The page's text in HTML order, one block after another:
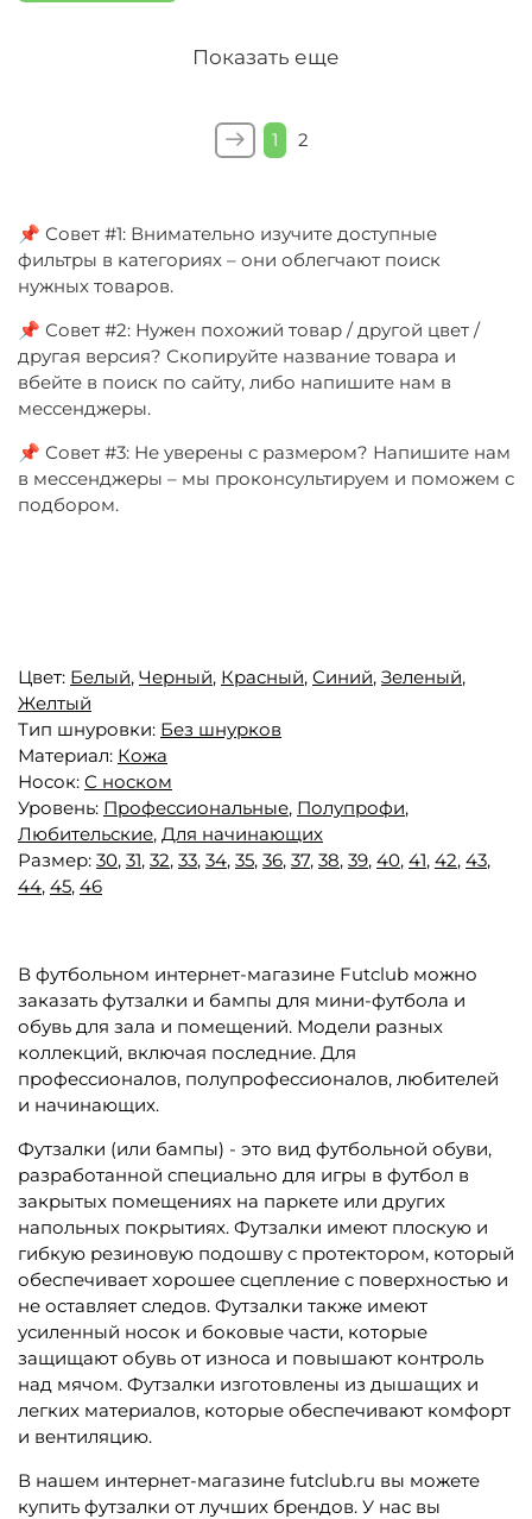
Показать еще
1 2
📌 Совет #1: Внимательно изучите доступные
фильтры в категориях – они облегчают поиск
нужных товаров.
📌 Совет #2: Нужен похожий товар / другой цвет /
другая версия? Скопируйте название товара и
вбейте в поиск по сайту, либо напишите нам в
мессенджеры.
📌 Совет #3: Не уверены с размером? Напишите нам
в мессенджеры – мы проконсультируем и поможем с
подбором.
Цвет: Белый, Черный, Красный, Синий, Зеленый,
Желтый
Тип шнуровки: Без шнурков
Материал: Кожа
Носок: С носком
Уровень: Профессиональные, Полупрофи,
Любительские, Для начинающих
Размер: 30, 31, 32, 33, 34, 35, 36, 37, 38, 39, 40, 41, 42, 43,
44, 45, 46
В футбольном интернет-магазине Futclub можно
заказать футзалки и бампы для мини-футбола и
обувь для зала и помещений. Модели разных
коллекций, включая последние. Для
профессионалов, полупрофессионалов, любителей
и начинающих.
Футзалки (или бампы) - это вид футбольной обуви,
разработанной специально для игры в футбол в
закрытых помещениях на паркете или других
напольных покрытиях. Футзалки имеют плоскую и
гибкую резиновую подошву с протектором, который
обеспечивает хорошее сцепление с поверхностью и
не оставляет следов. Футзалки также имеют
усиленный носок и боковые части, которые
защищают обувь от износа и повышают контроль
над мячом. Футзалки изготовлены из дышащих и
легких материалов, которые обеспечивают комфорт
и вентиляцию.
В нашем интернет-магазине futclub.ru вы можете
купить футзалки от лучших брендов. У нас вы